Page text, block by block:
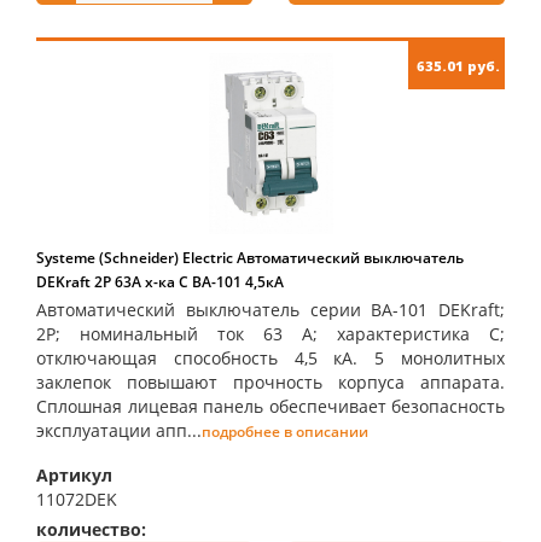
635.01 руб.
Systeme (Schneider) Electric Автоматический выключатель
DEKraft 2Р 63А х-ка C ВА-101 4,5кА
Автоматический выключатель серии ВА-101 DEKraft;
2P; номинальный ток 63 А; характеристика С;
отключающая способность 4,5 кА. 5 монолитных
заклепок повышают прочность корпуса аппарата.
Сплошная лицевая панель обеспечивает безопасность
эксплуатации апп...подробнее в описании
Артикул
11072DEK
количество: